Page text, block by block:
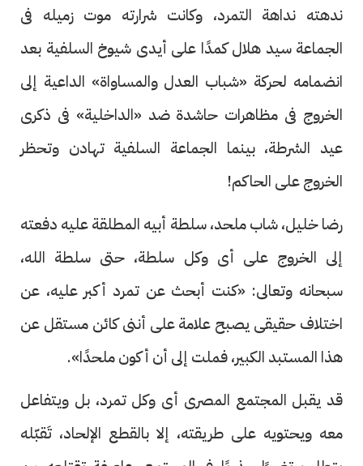
ندهته نداهة التمرد، وكانت شرارته موت زميله فى
الجماعة سيد هلال كمدًا على أيدى شيوخ السلفية بعد
انضمامه لحركة «شباب العدل والمساواة» الداعية إلى
الخروج فى مظاهرات حاشدة ضد «الداخلية» فى ذكرى
عيد الشرطة، بينما الجماعة السلفية تهادن وتحظر
الخروج على الحاكم!
رضا خليل، شاب ملحد، سلطة أبيه المطلقة عليه دفعته
إلى الخروج على أى وكل سلطة، حتى سلطة الله،
سبحانه وتعالى: «كنت أبحث عن تمرد أكبر عليه، عن
اختلاف حقيقى يصبح علامة على أننى كائن مستقل عن
هذا المستبد الكبير، فملت إلى أن أكون ملحدًا».
قد يقبل المجتمع المصرى أى وكل تمرد، بل ويتفاعل
معه ويحتويه على طريقته، إلا بالقطع الإلحاد، تَقبّله